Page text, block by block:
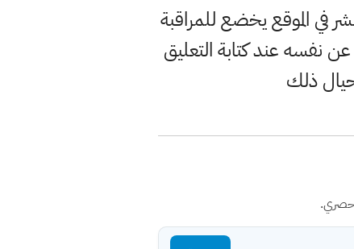
الموقع يخضع للمراقبة
عند كتابة التعليق
ذلك